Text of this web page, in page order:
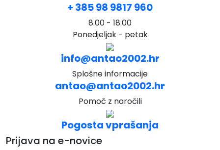
+ 385 98 9817 960
8.00 - 18.00
Ponedjeljak - petak
info@antao2002.hr
Splošne informacije
antao@antao2002.hr
Pomoč z naročili
Pogosta vprašanja
Prijava na e-novice